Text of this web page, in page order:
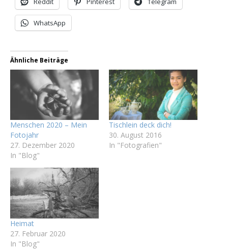
WhatsApp
Ähnliche Beiträge
Menschen 2020 – Mein
Fotojahr
27. Dezember 2020
In "Blog"
Tischlein deck dich!
30. August 2016
In "Fotografien"
Heimat
27. Februar 2020
In "Blog"